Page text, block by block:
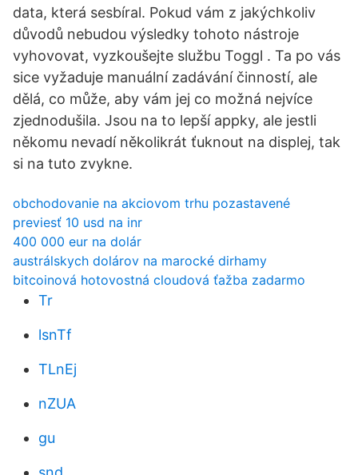
data, která sesbíral. Pokud vám z jakýchkoliv
důvodů nebudou výsledky tohoto nástroje
vyhovovat, vyzkoušejte službu Toggl . Ta po vás
sice vyžaduje manuální zadávání činností, ale
dělá, co může, aby vám jej co možná nejvíce
zjednodušila. Jsou na to lepší appky, ale jestli
někomu nevadí několikrát ťuknout na displej, tak
si na tuto zvykne.
obchodovanie na akciovom trhu pozastavené
previesť 10 usd na inr
400 000 eur na dolár
austrálskych dolárov na marocké dirhamy
bitcoinová hotovostná cloudová ťažba zadarmo
Tr
lsnTf
TLnEj
nZUA
gu